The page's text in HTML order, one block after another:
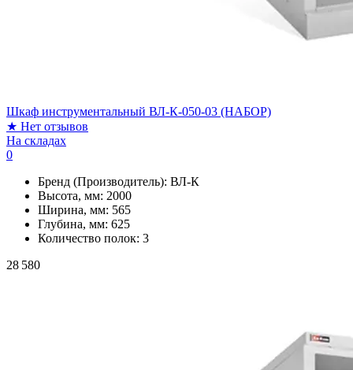
Шкаф инструментальный ВЛ-К-050-03 (НАБОР)
★ Нет отзывов
На складах
0
Бренд (Производитель): ВЛ-К
Высота, мм: 2000
Ширина, мм: 565
Глубина, мм: 625
Количество полок: 3
28 580